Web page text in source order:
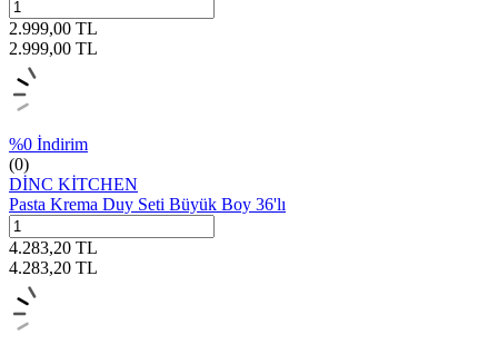
2.999,00 TL
2.999,00 TL
%0 İndirim
(0)
DİNC KİTCHEN
Pasta Krema Duy Seti Büyük Boy 36'lı
4.283,20 TL
4.283,20 TL